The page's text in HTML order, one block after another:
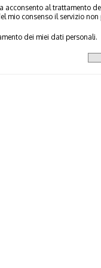
acconsento al trattamento
mio consenso il servizio
dei miei dati personali.